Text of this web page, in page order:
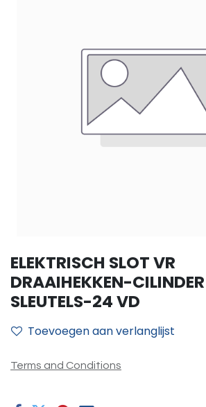
ELEKTRISCH SLOT VR
DRAAIHEKKEN-
SLEUTELS-24 VD
Toevoegen aan verlanglijst
Terms and Conditions